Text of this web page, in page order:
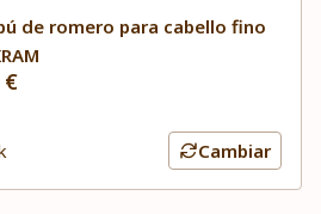
de romero para cabello fino
€
Cambiar